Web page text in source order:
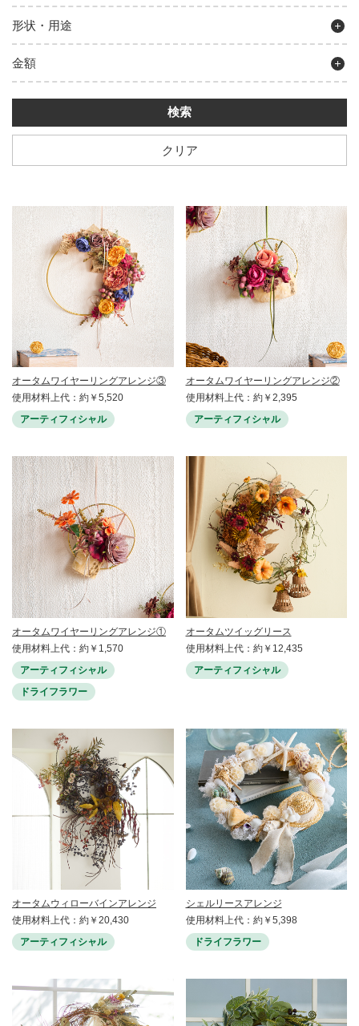
形状・用途
金額
クリア
オータムワイヤーリングアレンジ③
使用材料上代：約￥5,520
アーティフィシャル
オータムワイヤーリングアレンジ②
使用材料上代：約￥2,395
アーティフィシャル
オータムワイヤーリングアレンジ①
使用材料上代：約￥1,570
アーティフィシャル
ドライフラワー
オータムツイッグリース
使用材料上代：約￥12,435
アーティフィシャル
オータムウィローバインアレンジ
使用材料上代：約￥20,430
アーティフィシャル
シェルリースアレンジ
使用材料上代：約￥5,398
ドライフラワー